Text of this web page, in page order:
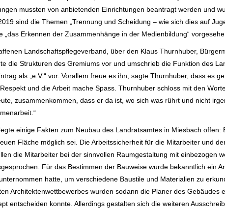
mussten von anbietenden Einrichtungen beantragt werden und
sind die Themen „Trennung und Scheidung – wie sich dies auf
„das Erkennen der Zusammenhänge in der Medienbildung“
Landschaftspflegeverband, über den Klaus Thurnhuber,
die Strukturen des Gremiums vor und umschrieb die Funktion des
als „e.V.“ vor. Vorallem freue es ihn, sagte Thurnhuber, dass es
und die Arbeit mache Spass. Thurnhuber schloss mit den
zusammenkommen, dass er da ist, wo sich was rührt und nicht
einige Fakten zum Neubau des Landratsamtes in Miesbach offen:
Fläche möglich sei. Die Arbeitssicherheit für die Mitarbeiter und
die Mitarbeiter bei der sinnvollen Raumgestaltung mit einbezogen
Für das Bestimmen der Bauweise wurde bekanntlich ein
hatte, um verschiedene Baustile und Materialien zu
Architektenwettbewerbes wurden sodann die Planer des Gebäudes
entscheiden konnte. Allerdings gestalten sich die weiteren